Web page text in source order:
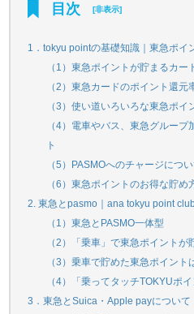
目次 [非表示]
1．tokyu pointの基礎知識｜東急ポイ
（1）東急ポイントが貯まるカー
（2）東急カードのポイント還元
（3）使い道いろいろな東急ポイ
（4）電車やバス、東急グルー
ト
（5）PASMOへのチャージにつ
（6）東急ポイントのお得な貯め
2. 東急とpasmo｜ana tokyu point
（1）東急とPASMO一体型
（2）「乗車」で東急ポイントが
（3）乗車で貯めた東急ポイン
（4）「乗ってタッチTOKYUポ
3．東急とSuica・Apple payについて